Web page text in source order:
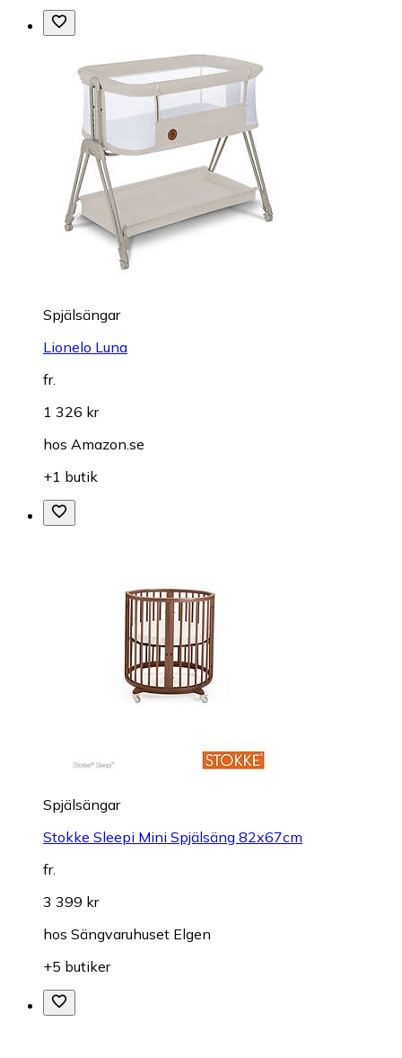
Spjälsängar
Lionelo Luna
fr.
1 326 kr
hos Amazon.se
+1 butik
Spjälsängar
Stokke Sleepi Mini Spjälsäng 82x67cm
fr.
3 399 kr
hos Sängvaruhuset Elgen
+5 butiker